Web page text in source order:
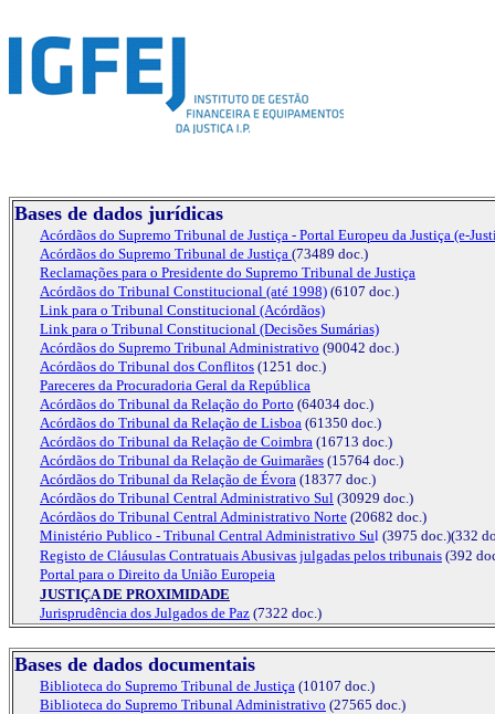
Bases de dados jurídicas
Acórdãos do Supremo Tribunal de Justiça - Portal Europeu da Justiça (e-
Acórdãos do Supremo Tribunal de Justiça (73489 doc.)
Reclamações para o Presidente do Supremo Tribunal de Justiça
Acórdãos do Tribunal Constitucional (até 1998) (6107 doc.)
Link para o Tribunal Constitucional (Acórdãos)
Link para o Tribunal Constitucional (Decisões Sumárias)
Acórdãos do Supremo Tribunal Administrativo (90042 doc.)
Acórdãos do Tribunal dos Conflitos (1251 doc.)
Pareceres da Procuradoria Geral da República
Acórdãos do Tribunal da Relação do Porto (64034 doc.)
Acórdãos do Tribunal da Relação de Lisboa (61350 doc.)
Acórdãos do Tribunal da Relação de Coimbra (16713 doc.)
Acórdãos do Tribunal da Relação de Guimarães (15764 doc.)
Acórdãos do Tribunal da Relação de Évora (18377 doc.)
Acórdãos do Tribunal Central Administrativo Sul (30929 doc.)
Acórdãos do Tribunal Central Administrativo Norte (20682 doc.)
Ministério Publico - Tribunal Central Administrativo Sul (3975 doc.)(332
Registo de Cláusulas Contratuais Abusivas julgadas pelos tribunais (392
Portal para o Direito da União Europeia
JUSTIÇA DE PROXIMIDADE
Jurisprudência dos Julgados de Paz (7322 doc.)
Bases de dados documentais
Biblioteca do Supremo Tribunal de Justiça (10107 doc.)
Biblioteca do Supremo Tribunal Administrativo (27565 doc.)